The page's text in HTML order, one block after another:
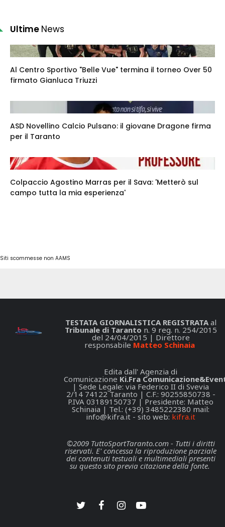
Ultime News
Al Centro Sportivo "Belle Vue" termina il torneo Over 50
firmato Gianluca Triuzzi
ASD Novellino Calcio Pulsano: il giovane Dragone firma
per il Taranto
Colpaccio Agostino Marras per il Sava: 'Metterò sul
campo tutta la mia esperienza'
Siti scommesse non AAMS
TESTATA GIORNALISTICA REGISTRATAal
Tribunale di Taranto n. 9 reg. n. 254/2015
del 24/04/2015 | Direttore
responsabile Matteo Schinaia
Edita dall' Agenzia di
Comunicazione Ki.Fra
| Sede Legale: via Federico II di Svevia
2/14 74122 Taranto | C.F.: 90255850738 -
P.IVA 03189150737 | Presidente: Matteo
Schinaia | Tel.: (+39) 3485222380 mail:
info@kifra.it - sito web: kifra.it
©2009 TuttoSportTaranto.com - Tutti i diritti
riservati. E' concessa la riproduzione parziale
dei contenuti testuali e multimediali presenti
su questo sito previa citazione della fonte.